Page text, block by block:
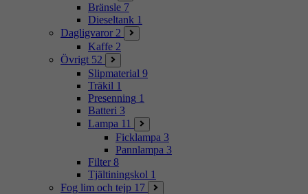
Bränsle 7
Dieseltank 1
Dagligvaror 2
Kaffe 2
Övrigt 52
Slipmaterial 9
Träkil 1
Presenning 1
Batteri 3
Lampa 11
Ficklampa 3
Pannlampa 3
Filter 8
Tjältiningskol 1
Fog lim och tejp 17